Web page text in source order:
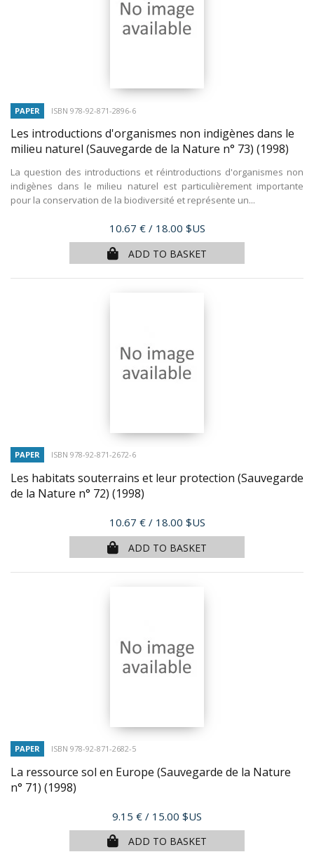
PAPER ISBN 978-92-871-2896-6
Les introductions d'organismes non indigènes dans le
milieu naturel (Sauvegarde de la Nature n° 73) (1998)
La question des introductions et réintroductions d'organismes non
indigènes dans le milieu naturel est particulièrement importante
pour la conservation de la biodiversité et représente un...
Price
10.67 € / 18.00 $US
ADD TO BASKET
PAPER ISBN 978-92-871-2672-6
Les habitats souterrains et leur protection (Sauvegarde
de la Nature n° 72) (1998)
Price
10.67 € / 18.00 $US
ADD TO BASKET
PAPER ISBN 978-92-871-2682-5
La ressource sol en Europe (Sauvegarde de la Nature
n° 71) (1998)
Price
9.15 € / 15.00 $US
ADD TO BASKET